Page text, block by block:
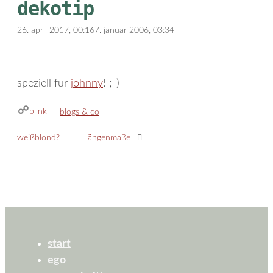
dekotip
26. april 2017, 00:167. januar 2006, 03:34
speziell für johnny! ;-)
plink kategorien
blogs & co
weißblond? längenmaße
start
ego